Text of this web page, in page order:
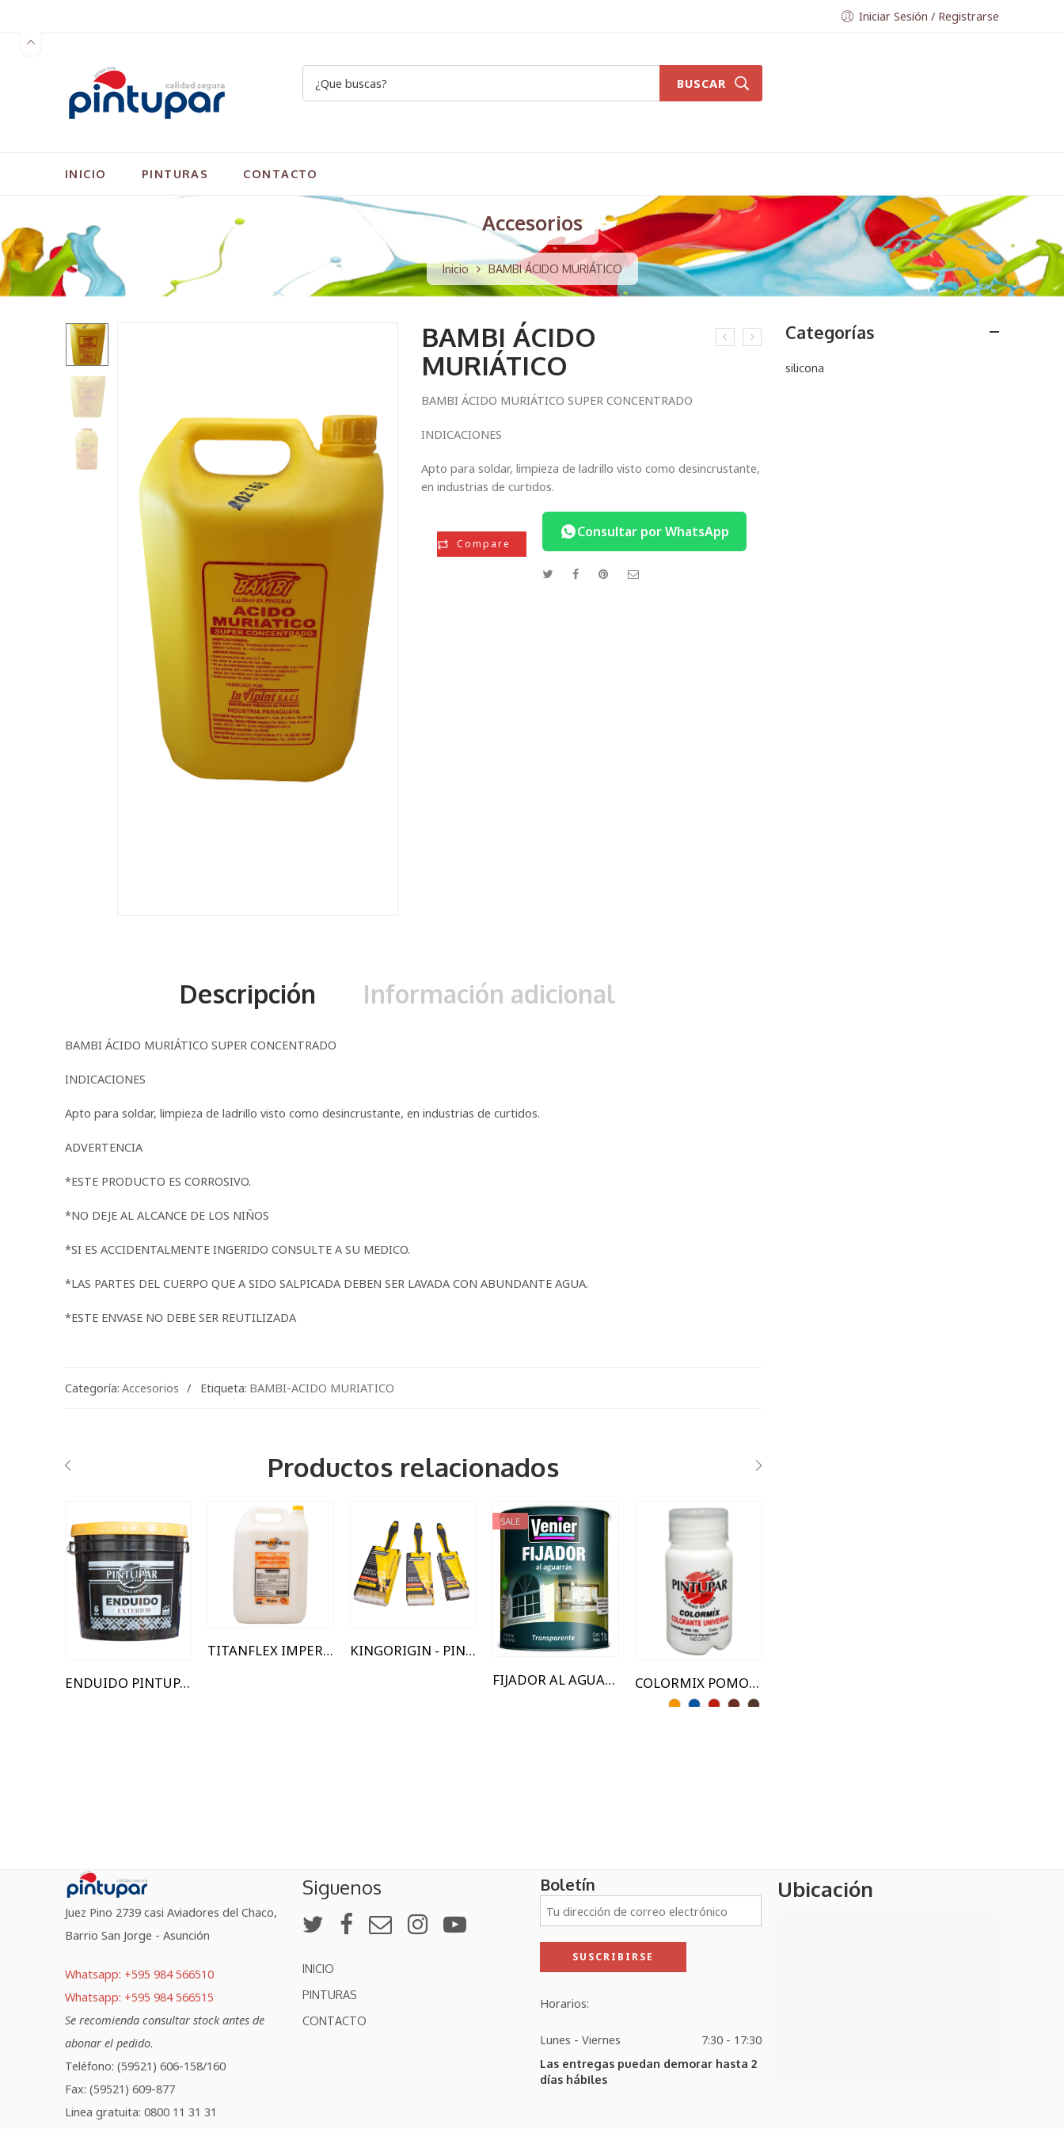
Iniciar Sesión / Registrarse
BUSCAR
INICIO PINTURAS CONTACTO
Accesorios
Inicio BAMBI ÁCIDO MURIÁTICO
BAMBI ÁCIDO
MURIÁTICO
BAMBI ÁCIDO MURIÁTICO SUPER CONCENTRADO
INDICACIONES
Apto para soldar, limpieza de ladrillo visto como desincrustante,
en industrias de curtidos.
Consultar por WhatsApp
Compare
Descripción Información adicional
BAMBI ÁCIDO MURIÁTICO SUPER CONCENTRADO
INDICACIONES
Apto para soldar, limpieza de ladrillo visto como desincrustante, en industrias de curtidos.
ADVERTENCIA
*ESTE PRODUCTO ES CORROSIVO.
*NO DEJE AL ALCANCE DE LOS NIÑOS
*SI ES ACCIDENTALMENTE INGERIDO CONSULTE A SU MEDICO.
*LAS PARTES DEL CUERPO QUE A SIDO SALPICADA DEBEN SER LAVADA CON ABUNDANTE AGUA.
*ESTE ENVASE NO DEBE SER REUTILIZADA
Categoría: Accesorios Etiqueta: BAMBI-ACIDO MURIATICO
Productos relacionados
1.5 kg
20 kg
25 Kg
6 kg
ENDUIDO PINTUPAR EXTERIOR
10 Lts
5 Lts
TITANFLEX IMPERMEABILIZANTE ACRIL
2"
2.5"
3"
KINGORIGIN - PINCEL 100% POLYESTER - KO 88900
SALE
1 Lts
4LTS
FIJADOR AL AGUARRÁS
120cc
COLORMIX POMO ENTONADOR UNIVERSAL
Categorías
silicona
Juez Pino 2739 casi Aviadores del Chaco,
Barrio San Jorge - Asunción
Whatsapp: +595 984 566510
Whatsapp: +595 984 566515
Se recomienda consultar stock antes de
abonar el pedido.
Teléfono: (59521) 606-158/160
Fax: (59521) 609-877
Linea gratuita: 0800 11 31 31
Siguenos
INICIO
PINTURAS
CONTACTO
Boletín
Horarios:
Lunes - Viernes 7:30 - 17:30
Las entregas puedan demorar hasta 2
días hábiles
Ubicación